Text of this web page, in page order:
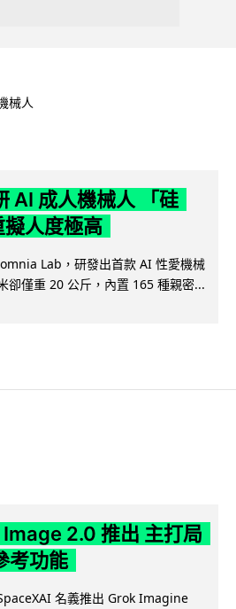
械人
AI 成人機械人 「硅
人度極高
Lab，研發出首款 AI 性愛機械
卻僅重 20 公斤，內置 165 種親密...
2.0 推出 主打局
考功能
名義推出 Grok Imagine